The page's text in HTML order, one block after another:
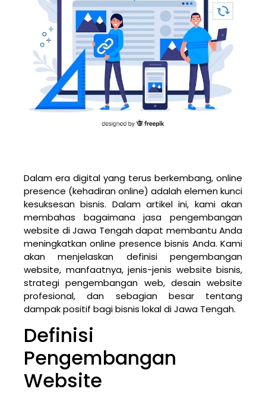
Dalam era digital yang terus berkembang, online
presence (kehadiran online) adalah elemen kunci
kesuksesan bisnis. Dalam artikel ini, kami akan
membahas bagaimana jasa pengembangan
website di Jawa Tengah dapat membantu Anda
meningkatkan online presence bisnis Anda. Kami
akan menjelaskan definisi pengembangan
website, manfaatnya, jenis-jenis website bisnis,
strategi pengembangan web, desain website
profesional, dan sebagian besar tentang
dampak positif bagi bisnis lokal di Jawa Tengah.
Definisi
Pengembangan
Website